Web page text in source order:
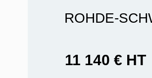
ROHDE-
11 140 € HT